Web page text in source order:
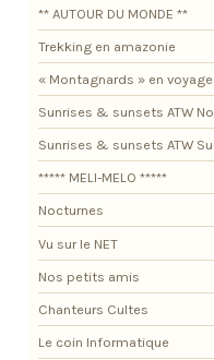
** AUTOUR DU MONDE **
Trekking en amazonie
« Montagnards » en voyage
Sunrises & sunsets ATW
Sunrises & sunsets ATW
***** MELI-MELO *****
Nocturnes
Vu sur le NET
Nos petits amis
Chanteurs Cultes
Le coin Informatique